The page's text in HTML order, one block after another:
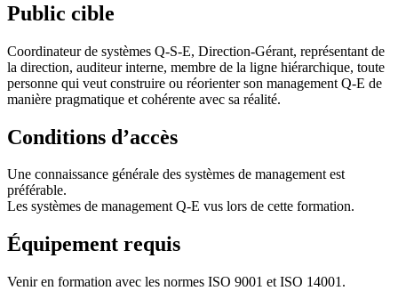
Public cible
Coordinateur de systèmes Q-S-E, Direction-Gérant, représentant de
la direction, auditeur interne, membre de la ligne hiérarchique, toute
personne qui veut construire ou réorienter son management Q-E de
manière pragmatique et cohérente avec sa réalité.
Conditions d’accès
Une connaissance générale des systèmes de management est
préférable.
Les systèmes de management Q-E vus lors de cette formation.
Équipement requis
Venir en formation avec les normes ISO 9001 et ISO 14001.